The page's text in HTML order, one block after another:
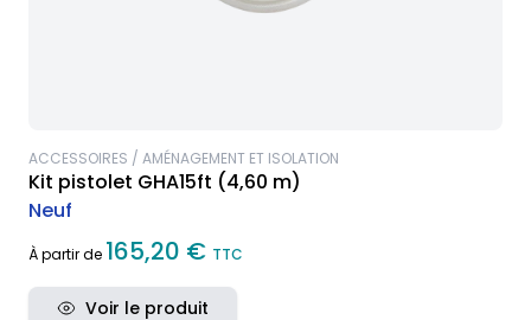
ACCESSOIRES / AMÉNAGEMENT ET ISOLATION
Kit pistolet GHA15ft (4,60 m)
Neuf
À partir de 165,20 € TTC
Voir le produit